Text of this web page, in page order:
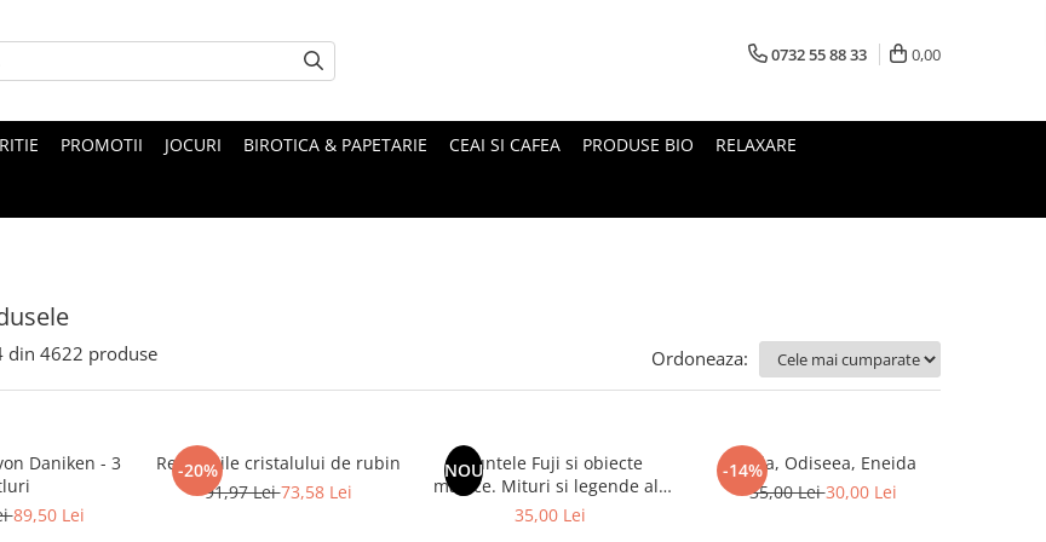
0732 55 88 33 0,00
PROMOTII JOCURI BIROTICA & PAPETARIE CEAI SI CAFEA PRODUSE BIO RELAXARE
din 4622 produse Ordoneaza:
Daniken - 3
89,50 Lei
-20%
Revelatiile cristalului de rubin
91,97 Lei73,58 Lei
NOU
Muntele Fuji si obiecte
magice. Mituri si legende ale
Japoniei
35,00 Lei
-14%
Iliada, Odiseea, Eneida
35,00 Lei30,00 Lei